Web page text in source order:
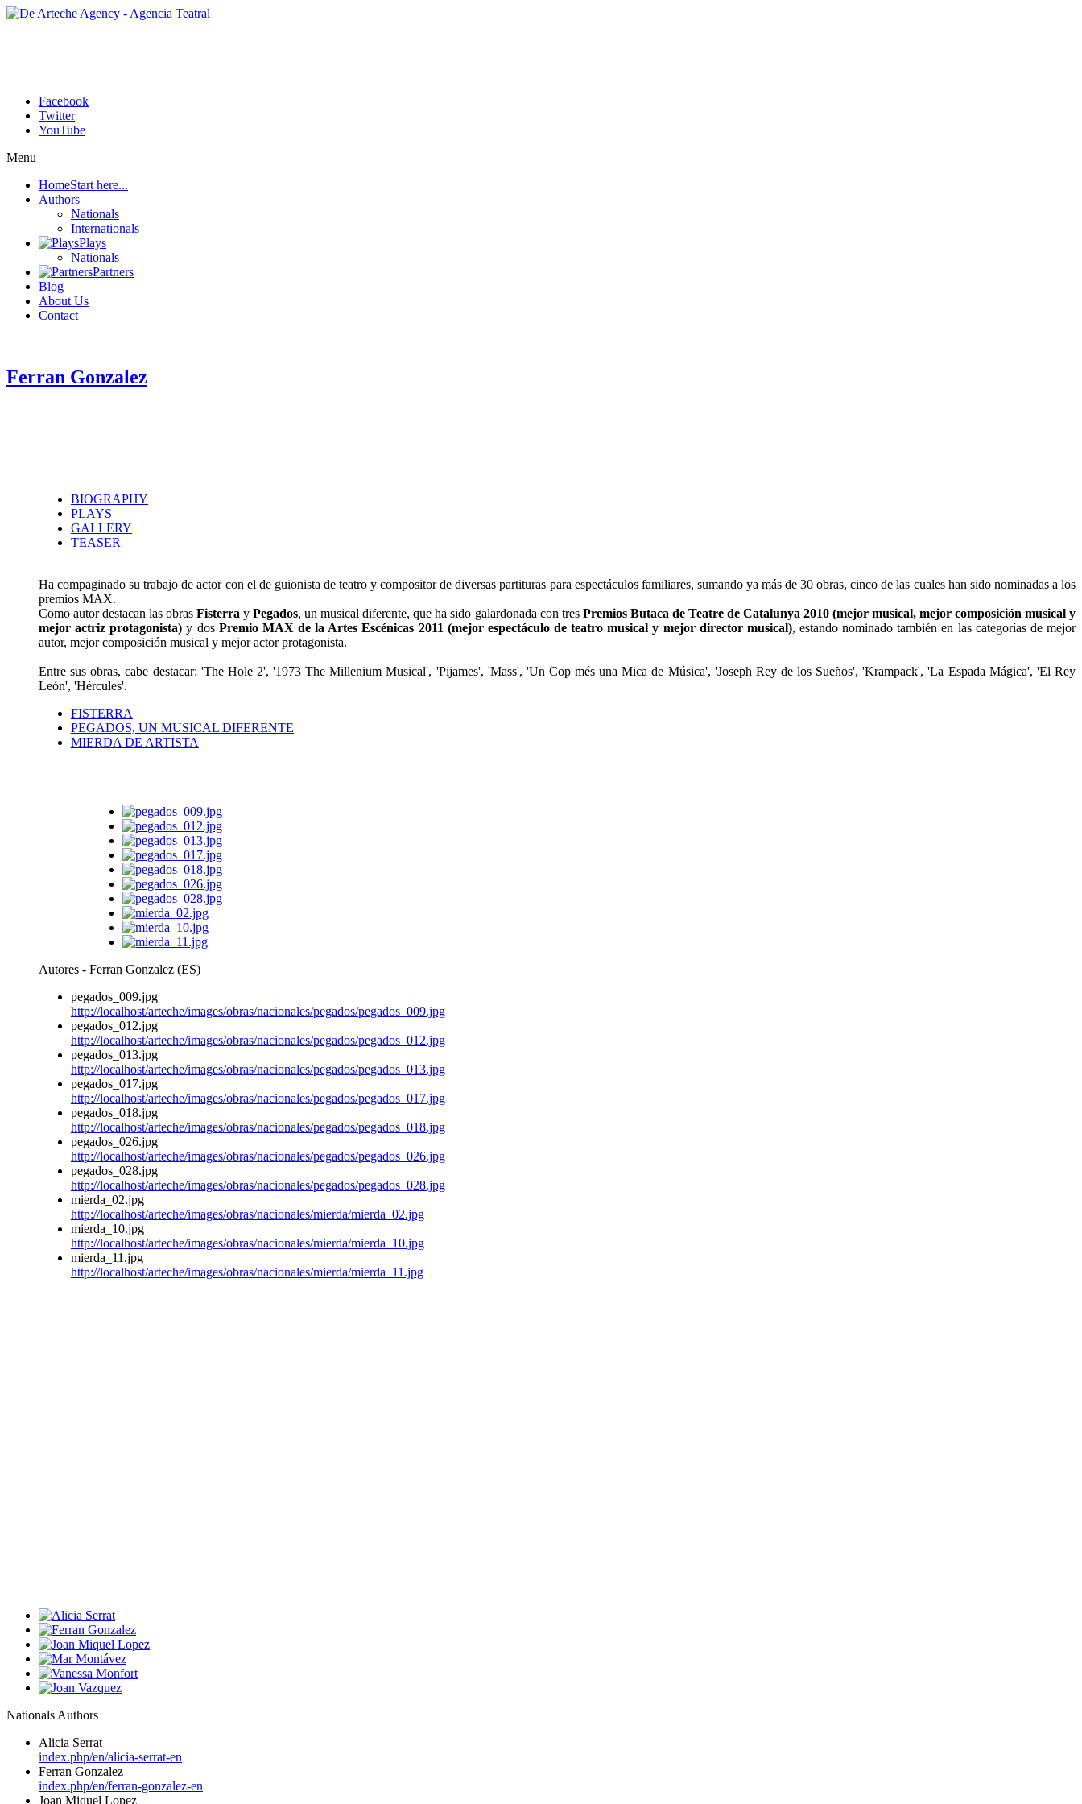
Facebook
Twitter
YouTube
Menu
HomeStart here...
Authors
Nationals
Internationals
Plays
Nationals
Partners
Blog
About Us
Contact
Ferran Gonzalez
BIOGRAPHY
PLAYS
GALLERY
TEASER
Ha compaginado su trabajo de actor con el de guionista de teatro y compositor de diversas partituras para espectáculos familiares, sumando ya más de 30 obras, cinco de las cuales han sido nominadas a los
premios MAX.
Como autor destacan las obrasFisterra yPegados, un musical diferente, que ha sido galardonada con tres Premios Butaca de Teatre de Catalunya 2010 (mejor musical, mejor composición musical y
mejor actriz protagonista) y dos Premio MAX de la Artes Escénicas 2011 (mejor espectáculo de teatro musical y mejor director musical), estando nominado también en las categorías de mejor
autor, mejor composición musical y mejor actor protagonista.
Entre sus obras, cabe destacar: 'The Hole 2', '1973 The Millenium Musical', 'Pijames', 'Mass', 'Un Cop més una Mica de Música', 'Joseph Rey de los Sueños', 'Krampack', 'La Espada Mágica', 'El Rey
León', 'Hércules'.
FISTERRA
PEGADOS, UN MUSICAL DIFERENTE
MIERDA DE ARTISTA
Autores - Ferran Gonzalez (ES)
pegados_009.jpg
http://localhost/arteche/images/obras/nacionales/pegados/pegados_009.jpg
pegados_012.jpg
http://localhost/arteche/images/obras/nacionales/pegados/pegados_012.jpg
pegados_013.jpg
http://localhost/arteche/images/obras/nacionales/pegados/pegados_013.jpg
pegados_017.jpg
http://localhost/arteche/images/obras/nacionales/pegados/pegados_017.jpg
pegados_018.jpg
http://localhost/arteche/images/obras/nacionales/pegados/pegados_018.jpg
pegados_026.jpg
http://localhost/arteche/images/obras/nacionales/pegados/pegados_026.jpg
pegados_028.jpg
http://localhost/arteche/images/obras/nacionales/pegados/pegados_028.jpg
mierda_02.jpg
http://localhost/arteche/images/obras/nacionales/mierda/mierda_02.jpg
mierda_10.jpg
http://localhost/arteche/images/obras/nacionales/mierda/mierda_10.jpg
mierda_11.jpg
http://localhost/arteche/images/obras/nacionales/mierda/mierda_11.jpg
Nationals Authors
Alicia Serrat
index.php/en/alicia-serrat-en
Ferran Gonzalez
index.php/en/ferran-gonzalez-en
Joan Miquel Lopez